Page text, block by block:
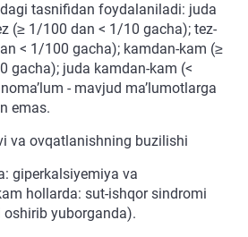
tasnifidan foydalaniladi: juda
(≥ 1/100 dan < 1/10 gacha); tez-
< 1/100 gacha); kamdan-kam (≥
gacha); juda kamdan-kam (<
- mavjud ma’lumotlarga
emas.
va ovqatlanishning buzilishi
giperkalsiyemiya va
hollarda: sut-ishqor sindromi
yuborganda).